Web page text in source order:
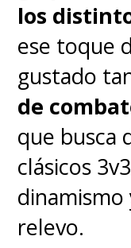
de
conlos
película,
La
21 de
los
ese toque
gustado
de
que busca
clásicos
dinamismo
relevo.